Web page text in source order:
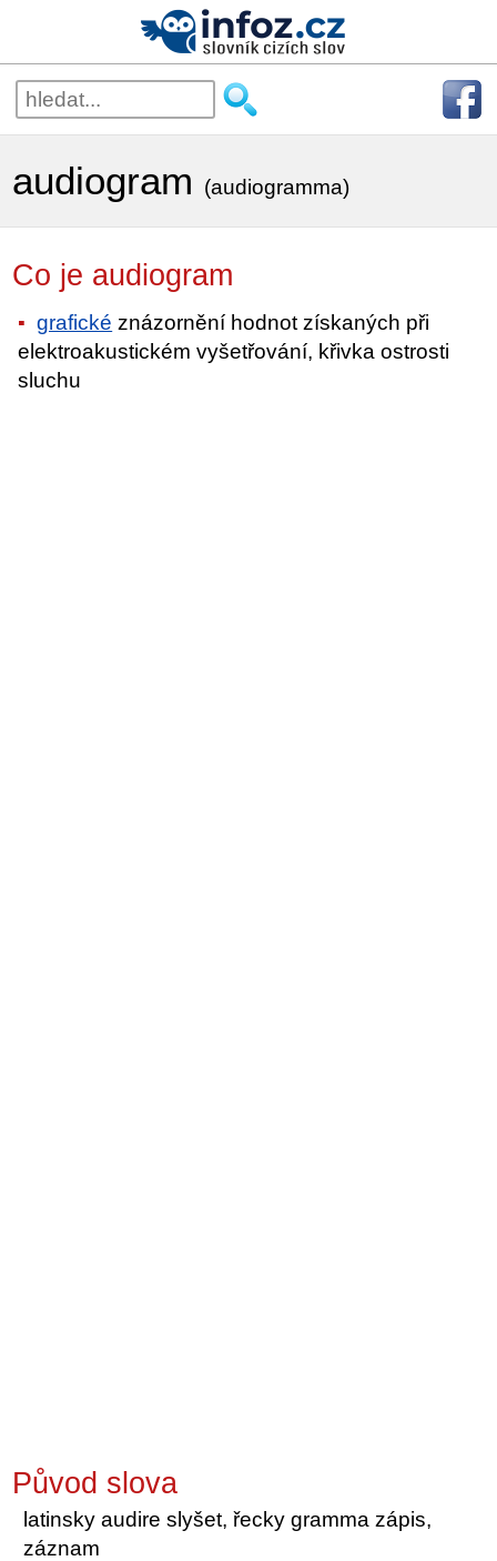
audiogram (audiogramma)
Co je audiogram
grafické znázornění hodnot získaných při
elektroakustickém vyšetřování, křivka ostrosti
sluchu
Původ slova
latinsky audire slyšet, řecky gramma zápis,
záznam